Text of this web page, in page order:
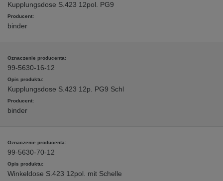
Kupplungsdose S.423 12pol. PG9
binder
99-5630-16-12
Kupplungsdose S.423 12p. PG9 Schl
binder
99-5630-70-12
Winkeldose S.423 12pol. mit Schelle